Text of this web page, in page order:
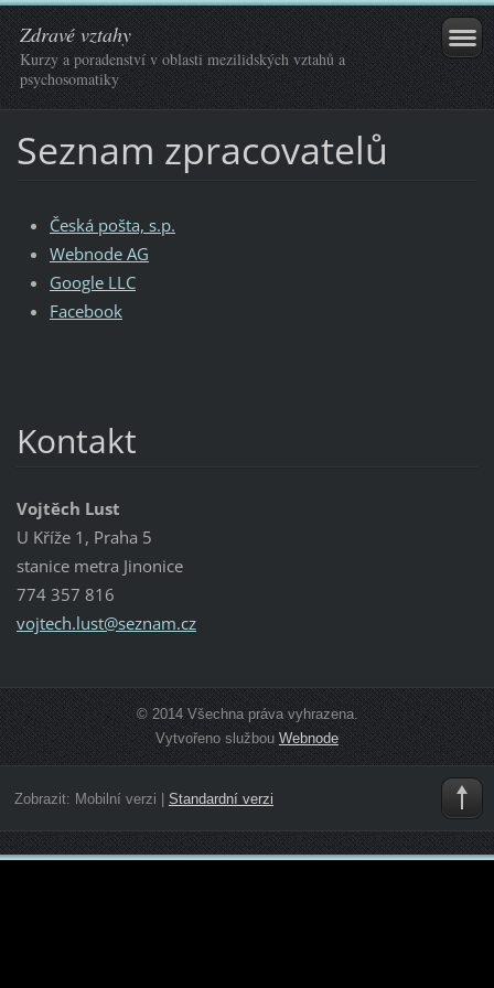
Zdravé vztahy
Kurzy a poradenství v oblasti mezilidských vztahů a
psychosomatiky
Seznam zpracovatelů
Česká pošta, s.p.
Webnode AG
Google LLC
Facebook
Kontakt
Vojtěch Lust
U Kříže 1, Praha 5
stanice metra Jinonice
774 357 816
vojtech.lust@seznam.cz
© 2014 Všechna práva vyhrazena.
Vytvořeno službouWebnode
Zobrazit: Mobilní verzi Standardní verzi